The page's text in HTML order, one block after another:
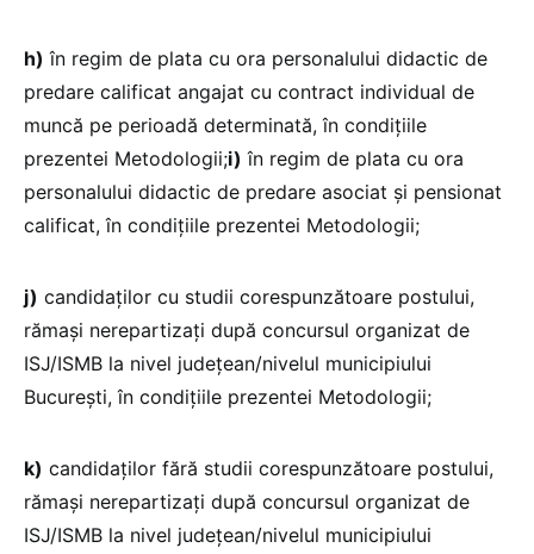
h) în regim de plata cu ora personalului didactic de
predare calificat angajat cu contract individual de
muncă pe perioadă determinată, în condițiile
prezentei Metodologii;i) în regim de plata cu ora
personalului didactic de predare asociat și pensionat
calificat, în condițiile prezentei Metodologii;
j) candidaților cu studii corespunzătoare postului,
rămași nerepartizați după concursul organizat de
ISJ/ISMB la nivel județean/nivelul municipiului
București, în condițiile prezentei Metodologii;
k) candidaților fără studii corespunzătoare postului,
rămași nerepartizați după concursul organizat de
ISJ/ISMB la nivel județean/nivelul municipiului